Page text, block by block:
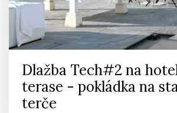
Dlažba Tech#2 na
terase - pokládka na
terče